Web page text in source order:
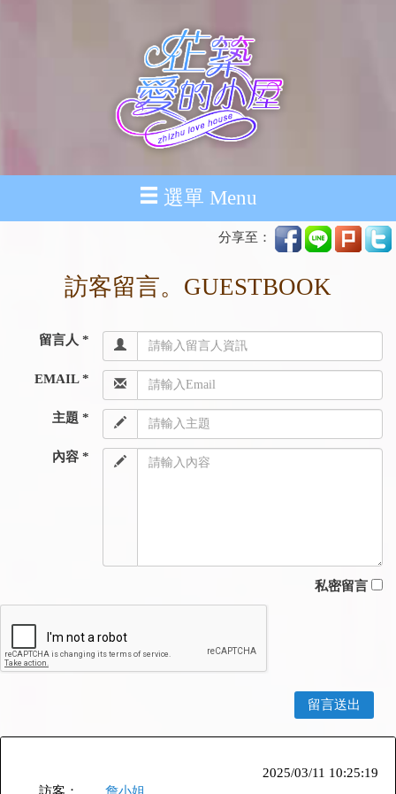
選單 Menu
分享至：
訪客留言。GUESTBOOK
留言人 *
EMAIL *
主題 *
內容 *
私密留言
2025/03/11 10:25:19